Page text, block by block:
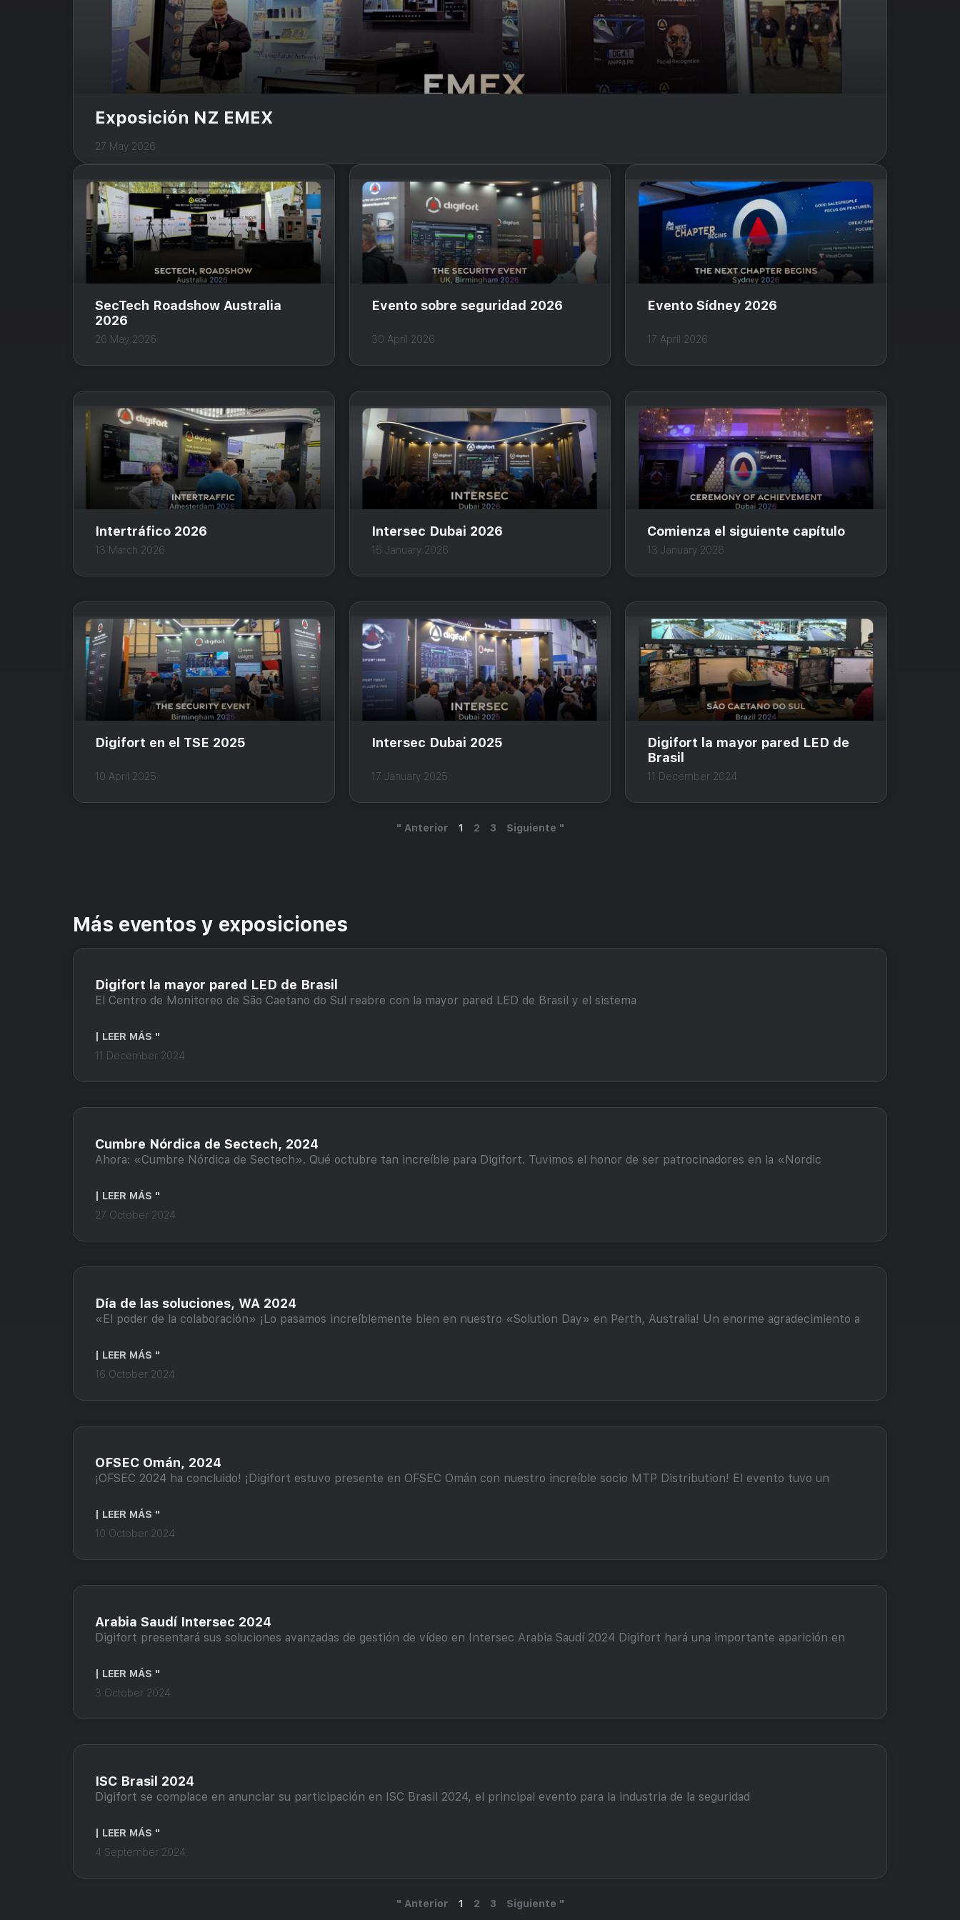
Exposición NZ EMEX
27 May 2026
SecTech Roadshow Australia
2026
26 May 2026
Evento sobre seguridad 2026
30 April 2026
Evento Sídney 2026
17 April 2026
Intertráfico 2026
13 March 2026
Intersec Dubai 2026
15 January 2026
Comienza el siguiente capítulo
13 January 2026
Digifort en el TSE 2025
10 April 2025
Intersec Dubai 2025
17 January 2025
Digifort la mayor pared LED de
Brasil
11 December 2024
" Anterior 1 2 3 Siguiente "
Más eventos y exposiciones
Digifort la mayor pared LED de Brasil
El Centro de Monitoreo de São Caetano do Sul reabre con la mayor pared LED de Brasil y el sistema
| LEER MÁS "
11 December 2024
Cumbre Nórdica de Sectech, 2024
Ahora: «Cumbre Nórdica de Sectech». Qué octubre tan increíble para Digifort. Tuvimos el honor de ser patrocinadores en la «Nordic
| LEER MÁS "
27 October 2024
Día de las soluciones, WA 2024
«El poder de la colaboración» ¡Lo pasamos increíblemente bien en nuestro «Solution Day» en Perth, Australia! Un enorme agradecimiento a
| LEER MÁS "
16 October 2024
OFSEC Omán, 2024
¡OFSEC 2024 ha concluido! ¡Digifort estuvo presente en OFSEC Omán con nuestro increíble socio MTP Distribution! El evento tuvo un
| LEER MÁS "
10 October 2024
Arabia Saudí Intersec 2024
Digifort presentará sus soluciones avanzadas de gestión de vídeo en Intersec Arabia Saudí 2024 Digifort hará una importante aparición en
| LEER MÁS "
3 October 2024
ISC Brasil 2024
Digifort se complace en anunciar su participación en ISC Brasil 2024, el principal evento para la industria de la seguridad
| LEER MÁS "
4 September 2024
" Anterior 1 2 3 Siguiente "